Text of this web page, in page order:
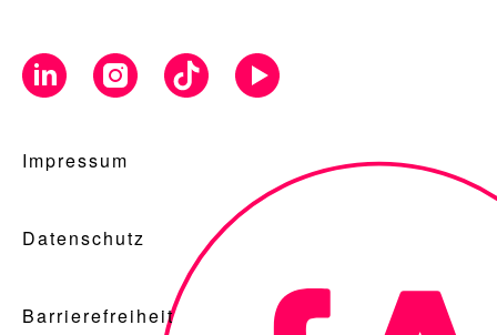
Impressum
Datenschutz
Barrierefreiheit